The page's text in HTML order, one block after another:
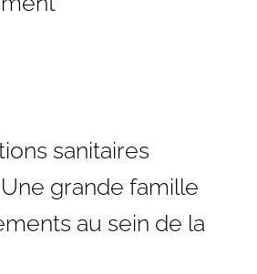
sanitaires
grande famille
au sein de la